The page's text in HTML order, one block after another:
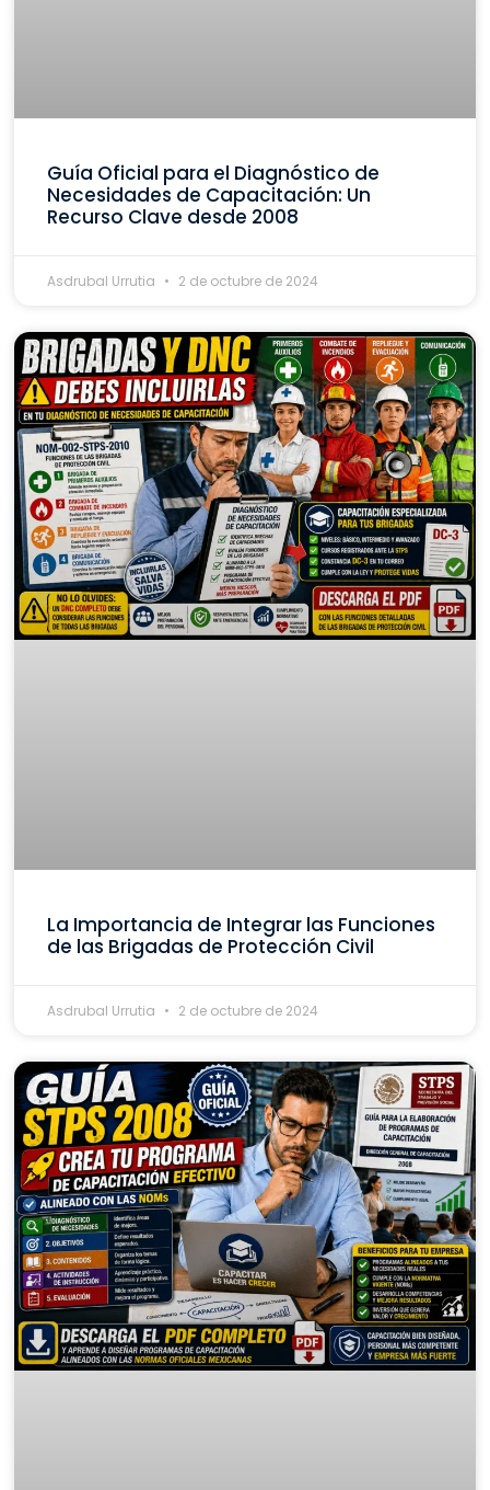
Guía Oficial para el Diagnóstico de
Necesidades de Capacitación: Un
Recurso Clave desde 2008
Asdrubal Urrutia 2 de octubre de 2024
La Importancia de Integrar las Funciones
de las Brigadas de Protección Civil
Asdrubal Urrutia 2 de octubre de 2024